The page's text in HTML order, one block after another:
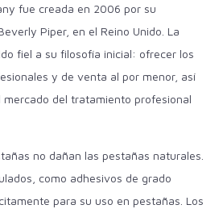
fue creada en 2006 por su
Piper, en el Reino Unido. La
fiel a su filosofía inicial: ofrecer los
y de venta al por menor, así
del tratamiento profesional
no dañan las pestañas naturales.
como adhesivos de grado
para su uso en pestañas. Los